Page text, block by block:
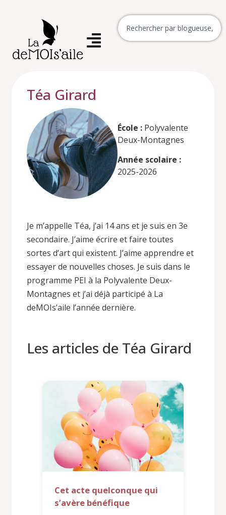
Téa Girard
École : Polyvalente
Deux-Montagnes
Année scolaire :
2025-2026
Je m’appelle Téa, j’ai 14 ans et je suis en 3e
secondaire. J’aime écrire et faire toutes
sortes d’art qui existent. J’aime apprendre et
essayer de nouvelles choses. Je suis dans le
programme PEI à la Polyvalente Deux-
Montagnes et j’ai déjà participé à La
deMOIs’aile l’année dernière.
Les articles de Téa Girard
Cet acte quelconque qui
s’avère bénéfique